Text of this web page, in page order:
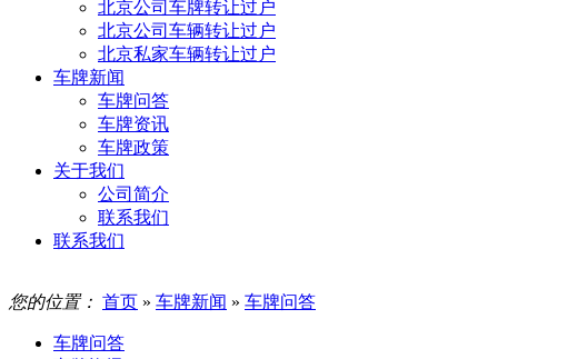
北京公司车牌转让过户
北京公司车辆转让过户
北京私家车辆转让过户
车牌新闻
车牌问答
车牌资讯
车牌政策
关于我们
公司简介
联系我们
联系我们
您的位置： 首页 » 车牌新闻 » 车牌问答
车牌问答